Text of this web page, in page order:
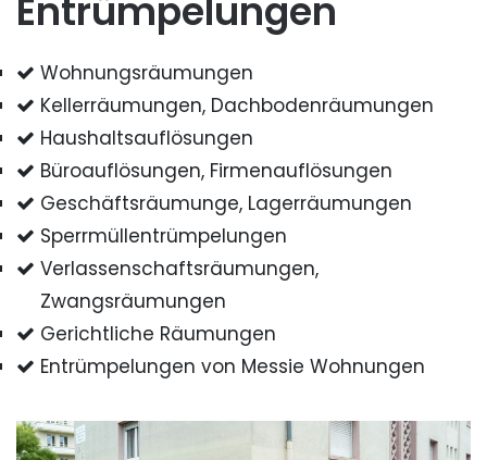
Entrümpelungen
Wohnungsräumungen
Kellerräumungen, Dachbodenräumungen
Haushaltsauflösungen
Büroauflösungen, Firmenauflösungen
Geschäftsräumunge, Lagerräumungen
Sperrmüllentrümpelungen
Verlassenschaftsräumungen,
Zwangsräumungen
Gerichtliche Räumungen
Entrümpelungen von Messie Wohnungen